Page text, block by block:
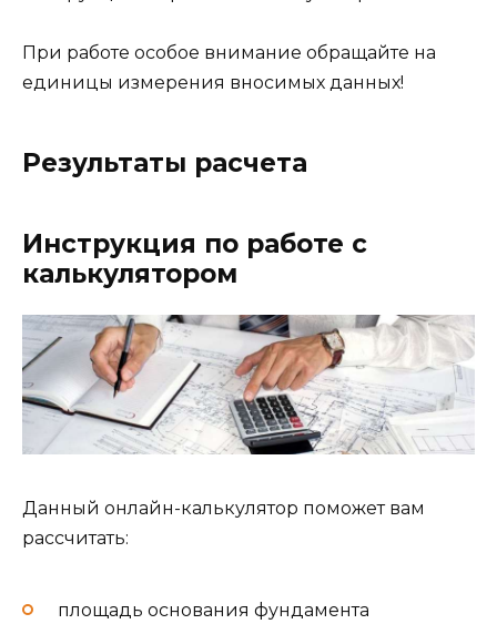
При работе особое внимание обращайте на
единицы измерения вносимых данных!
Результаты расчета
Инструкция по работе с
калькулятором
Данный онлайн-калькулятор поможет вам
рассчитать:
площадь основания фундамента